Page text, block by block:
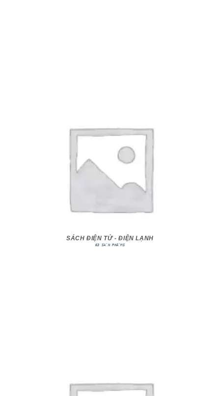
SÁCH ĐIỆN TỬ - ĐIỆN LẠNH
63 SẢN PHẨMS